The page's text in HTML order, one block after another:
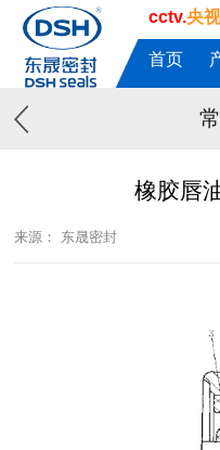
cctv.央
首页
橡胶唇
来源： 东晟密封